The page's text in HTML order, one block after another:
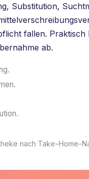
Substitution,
fallen.
ab.
nach Take-Home-